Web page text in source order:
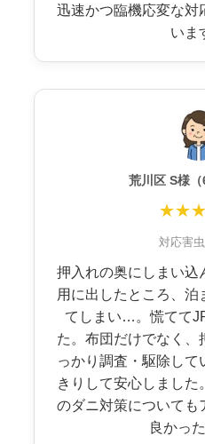
迅速かつ臨機応変な対
いま
荒川区 S様（
対応害
押入れの奥にしまい込
用に出したところ、泊
てしまい…。慌てて
た。布団だけでなく、
っかり調査・駆除して
きりして安心しまし
のダニ対策についても
良かっ